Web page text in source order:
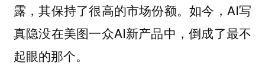
露，其保持了很高的市场份额。如今，AI写
真隐没在美图一众AI新产品中，倒成了最不
起眼的那个。